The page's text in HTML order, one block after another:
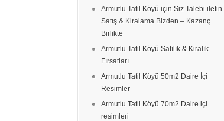
Armutlu Tatil Köyü için Siz Talebi iletin
Satış & Kiralama Bizden – Kazanç
Birlikte
Armutlu Tatil Köyü Satılık & Kiralık
Fırsatları
Armutlu Tatil Köyü 50m2 Daire İçi
Resimler
Armutlu Tatil Köyü 70m2 Daire içi
resimleri